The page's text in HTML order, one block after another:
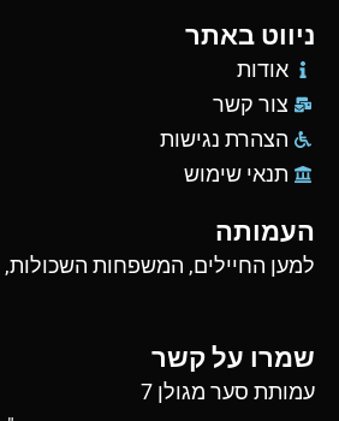
ניווט באתר
אודות
צור קשר
הצהרת נגישות
תנאי שימוש
העמותה
למען החיילים, המשפחות השכולות,
שמרו על קשר
עמותת סער מגולן 7